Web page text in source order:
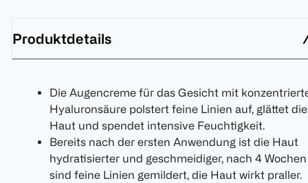
Produktdetails
Die Augencreme für das Gesicht mit
Hyaluronsäure polstert feine Linien auf, glättet die
Haut und spendet intensive Feuchtigkeit.
Bereits nach der ersten Anwendung ist die Haut
hydratisierter und geschmeidiger, nach 4 Wochen
sind feine Linien gemildert, die Haut wirkt praller.